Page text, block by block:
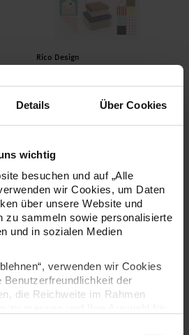
Details Über Cookies
wichtig
besuchen und auf „Alle
wir Cookies, um Daten
über unsere Website und
zu sammeln sowie personalisierte
und in sozialen Medien
verwenden wir Cookies
der
die Reichweite im Rahmen
Hersteller:
Rico Design
Block Konfetti 21x30cm 30 Blatt Hot
Bastelblock Glitter Everywhere